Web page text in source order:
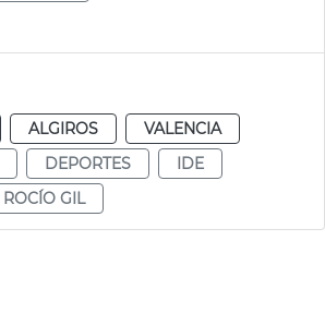
ALGIROS
VALENCIA
DEPORTES
IDE
ROCÍO GIL